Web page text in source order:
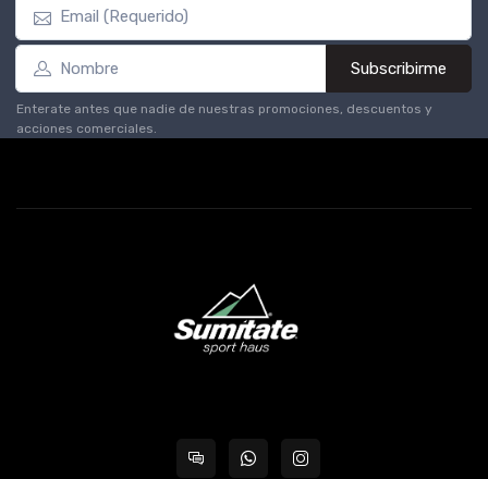
Subscribirme
Enterate antes que nadie de nuestras promociones, descuentos y
acciones comerciales.